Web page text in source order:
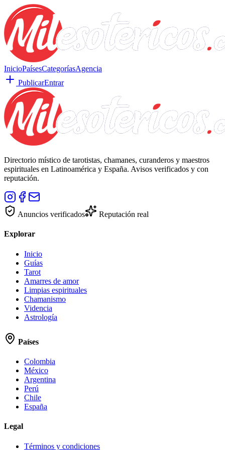
InicioPaísesCategoríasAgencia
PublicarEntrar
Directorio místico de tarotistas, chamanes, curanderos y maestros
espirituales en Latinoamérica y España. Avisos verificados y con
reputación.
Anuncios verificados Reputación real
Explorar
Inicio
Guías
Tarot
Amarres de amor
Limpias espirituales
Chamanismo
Videncia
Astrología
Países
Colombia
México
Argentina
Perú
Chile
España
Legal
Términos y condiciones